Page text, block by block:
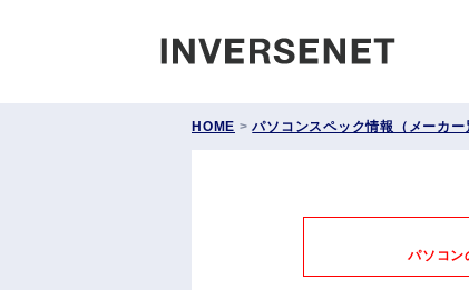
HOME >パソコンスペック情報（メーカー
パソコン